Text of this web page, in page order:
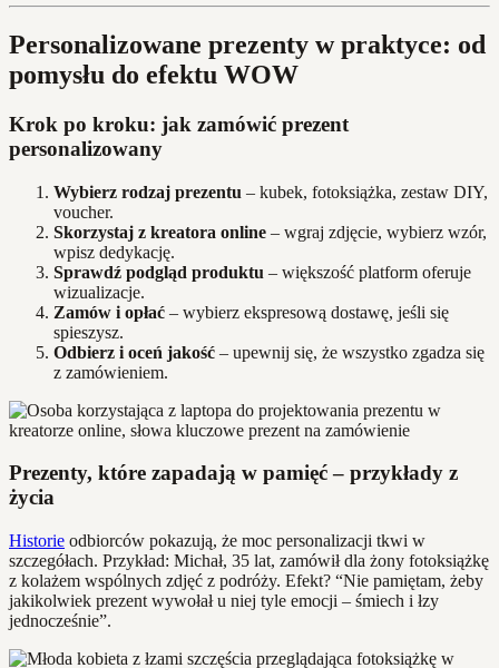
Personalizowane prezenty w praktyce: od
pomysłu do efektu WOW
Krok po kroku: jak zamówić prezent
personalizowany
Wybierz rodzaj prezentu – kubek, fotoksiążka, zestaw DIY,
voucher.
Skorzystaj z kreatora online – wgraj zdjęcie, wybierz wzór,
wpisz dedykację.
Sprawdź podgląd produktu – większość platform oferuje
wizualizacje.
Zamów i opłać – wybierz ekspresową dostawę, jeśli się
spieszysz.
Odbierz i oceń jakość – upewnij się, że wszystko zgadza się
z zamówieniem.
Prezenty, które zapadają w pamięć – przykłady z
życia
Historie odbiorców pokazują, że moc personalizacji tkwi w
szczegółach. Przykład: Michał, 35 lat, zamówił dla żony fotoksiążkę
z kolażem wspólnych zdjęć z podróży. Efekt? “Nie pamiętam, żeby
jakikolwiek prezent wywołał u niej tyle emocji – śmiech i łzy
jednocześnie”.